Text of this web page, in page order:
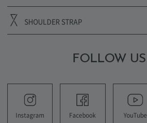
SHOULDER STRAP
FOLLOW US
Instagram Facebook YouTube